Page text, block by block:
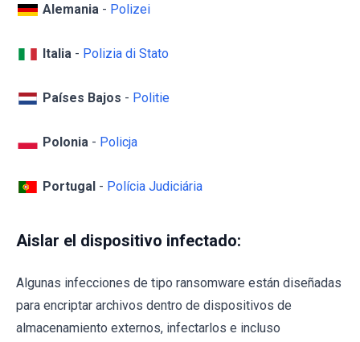
Alemania - Polizei
Italia - Polizia di Stato
Países Bajos - Politie
Polonia - Policja
Portugal - Polícia Judiciária
Aislar el dispositivo infectado:
Algunas infecciones de tipo ransomware están diseñadas
para encriptar archivos dentro de dispositivos de
almacenamiento externos, infectarlos e incluso